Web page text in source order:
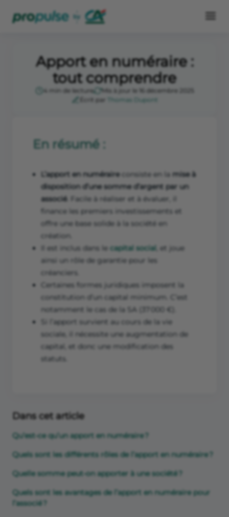
Apport en numéraire :
tout comprendre
4 min de lecture
Mis à jour le 16 décembre 2025
Écrit par
Thomas Dupont
En résumé :
L’apport en numéraireconsiste en la mise à
disposition d’une somme d’argent par un
associé. Facile à réaliser et à évaluer, il
finance les premiers investissements et
offre une base solide à la société en
création.
Il est inclus dans le capital social , et joue
ainsi un rôle de garantie pour les
créanciers.
Certaines formes juridiques imposent la
constitution d’un capital minimum. C’est
notamment le cas de la SA (37 000 €).
Si l’apport survient au cours de la vie
sociale, il nécessite une augmentation de
capital, et donc une modification des
statuts.
Dans cet article
Qu’est-ce qu’un apport en numéraire ?
Quels sont les différents rôles de l’apport en numéraire ?
Quelle somme peut-on apporter à une société ?
Quels sont les avantages de l’apport en numéraire pour
l’associé ?